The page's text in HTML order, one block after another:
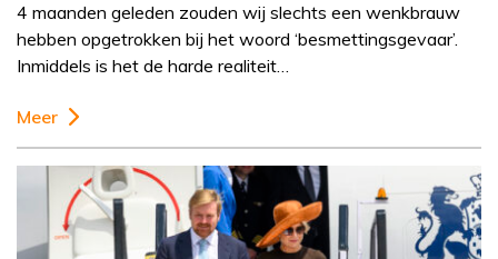
4 maanden geleden zouden wij slechts een wenkbrauw
hebben opgetrokken bij het woord ‘besmettingsgevaar’.
Inmiddels is het de harde realiteit…
Meer